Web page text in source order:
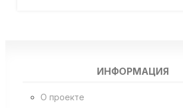
ИНФОРМАЦИЯ
О проекте